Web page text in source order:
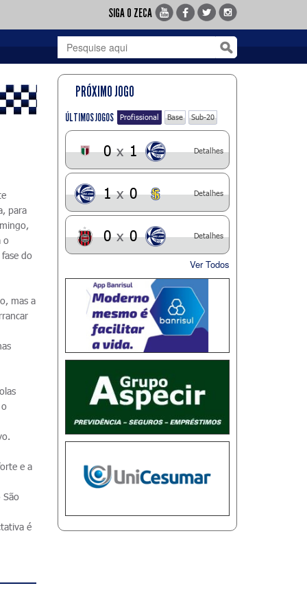
SIGA O ZECA
para
o
do
mas a
e a
é
PRÓXIMO JOGO
ÚLTIMOS JOGOS Profissional Base Sub-20
0 x 1 Detalhes
1 x 0 Detalhes
0 x 0 Detalhes
Ver Todos